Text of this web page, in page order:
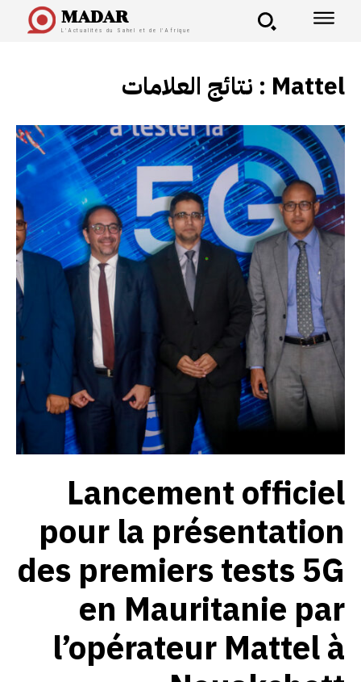
MADAR
L'Actualités du Sahel et de l'Afrique
نتائج العلامات : Mattel
Lancement officiel
pour la présentation
des premiers tests 5G
en Mauritanie par
l’opérateur Mattel à